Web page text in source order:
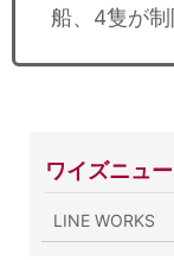
船、4隻が
ワイズニュ
LINE WORKS